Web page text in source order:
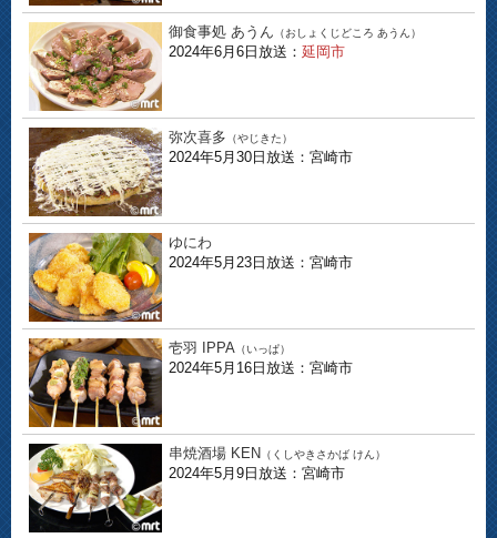
御食事処 あうん （おしょくじどころ あうん）
2024年6月6日放送： 延岡市
弥次喜多 （やじきた）
2024年5月30日放送：宮崎市
ゆにわ
2024年5月23日放送：宮崎市
壱羽 IPPA （いっぱ）
2024年5月16日放送：宮崎市
串焼酒場 KEN （くしやきさかば けん）
2024年5月9日放送：宮崎市